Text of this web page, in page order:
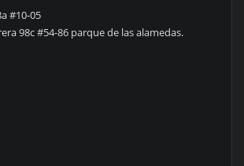
#10-05
98c #54-86 parque de las alamedas.